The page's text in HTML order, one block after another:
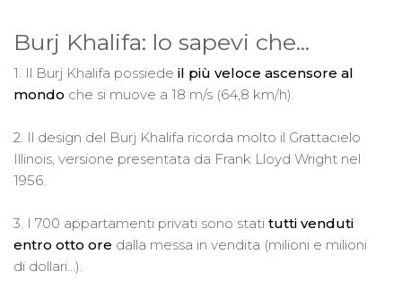
Burj Khalifa: lo sapevi che...
1. Il Burj Khalifa possiede il più veloce ascensore al
mondo che si muove a 18 m/s (64,8 km/h).
2. Il design del Burj Khalifa ricorda molto il Grattacielo
Illinois, versione presentata da Frank Lloyd Wright nel
1956.
3. I 700 appartamenti privati sono stati tutti venduti
entro otto ore dalla messa in vendita (milioni e milioni
di dollari...).